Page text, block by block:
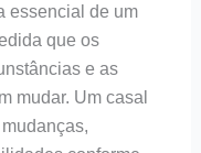
essencial de um
que os
e as
mudar. Um casal